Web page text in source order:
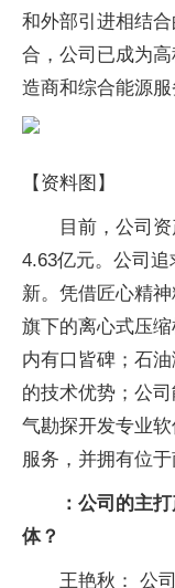
和外部引进相结
合，公司已成为
造商和综合能源服
【资料图】
目前，公司
4.63亿元。公司
新。凭借匠心精
旗下的离心式压
内有口皆碑；石
的技术优势；公
气勘探开发专业
服务，并拥有位于
：公司的主
体？
王艳秋： 公